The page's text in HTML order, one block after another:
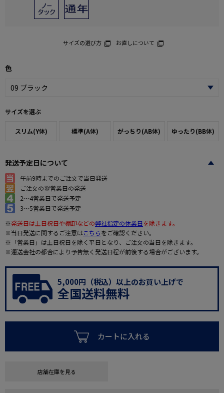
サイズの選び方 お直しについて
色
サイズを選ぶ
スリム(Y体) 標準(A体) がっちり(AB体) ゆったり(BB体)
発送予定日について
午前9時までのご注文で当日発送
ご注文の翌営業日の発送
2～4営業日で発送予定
3～5営業日で発送予定
※発送日は土日祝日や棚卸などの弊社指定の休業日を除きます。
※当日発送に関するご注意はこちらをご確認ください。
※「営業日」は土日祝日を除く平日となり、ご注文の当日を除きます。
※運送会社の都合により予告無く発送日程が前後する場合がございます。
5,000円（税込）以上のお買い上げで
全国送料無料
カートに入れる
店舗在庫を見る